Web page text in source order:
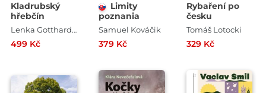
Kladrubský
hřebčín
Lenka Gotthardová
499 Kč
Limity
poznania
Samuel Kováčik
379 Kč
Rybaření po
česku
Tomáš Lotocki
329 Kč